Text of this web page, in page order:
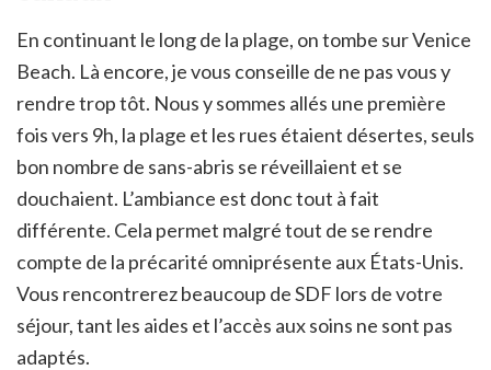
En continuant le long de la plage, on tombe sur Venice
Beach. Là encore, je vous conseille de ne pas vous y
rendre trop tôt. Nous y sommes allés une première
fois vers 9h, la plage et les rues étaient désertes, seuls
bon nombre de sans-abris se réveillaient et se
douchaient. L’ambiance est donc tout à fait
différente. Cela permet malgré tout de se rendre
compte de la précarité omniprésente aux États-Unis.
Vous rencontrerez beaucoup de SDF lors de votre
séjour, tant les aides et l’accès aux soins ne sont pas
adaptés.